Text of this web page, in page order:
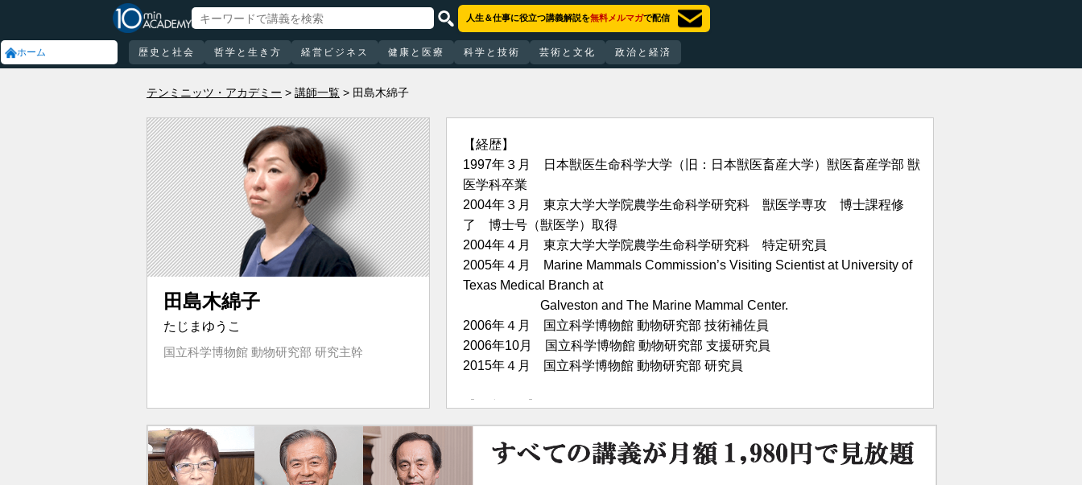
ホーム
人生＆仕事に役立つ講義解説を無料メルマガで配信
歴史と社会 哲学と生き方 経営ビジネス 健康と医療 科学と技術 芸術と文化 政治と経済
テンミニッツ・アカデミー 講師一覧 田島木綿子
田島木綿子
たじまゆうこ
国立科学博物館 動物研究部 研究主幹
【経歴】
1997年３月 日本獣医生命科学大学（旧：日本獣医畜産大学）獣医畜産学部 獣
医学科卒業
2004年３月 東京大学大学院農学生命科学研究科 獣医学専攻 博士課程修
了 博士号（獣医学）取得
2004年４月 東京大学大学院農学生命科学研究科 特定研究員
2005年４月 Marine Mammals Commission’s Visiting Scientist at University of
Texas Medical Branch at
Galveston and The Marine Mammal Center.
2006年４月 国立科学博物館 動物研究部 技術補佐員
2006年10月 国立科学博物館 動物研究部 支援研究員
2015年４月 国立科学博物館 動物研究部 研究員
【研究分野】
海棲哺乳類学
比較解剖学
獣医病理学